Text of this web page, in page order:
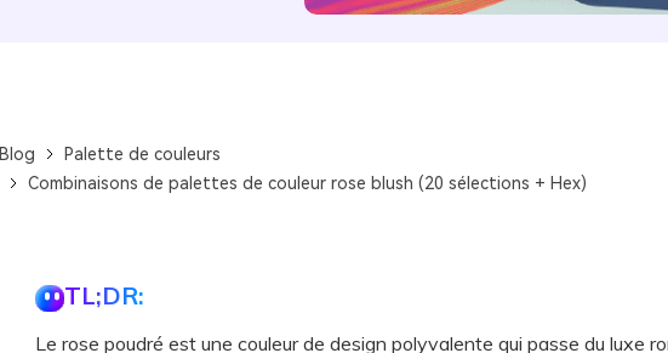
Blog
Palette de couleurs
Combinaisons de palettes de couleur rose blush (20 sélections + Hex)
TL;DR:
Le rose poudré est une couleur de design polyvalente qui passe du luxe